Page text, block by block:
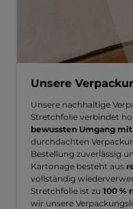
Unsere
Unsere nachhaltige
Stretchfolie verbindet
bewussten Umgang
durchdachten
Bestellung zuverlässig
Kartonage besteht aus
vollständig
Stretchfolie ist zu 100 %
wir unsere